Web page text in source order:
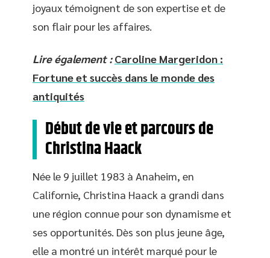
joyaux témoignent de son expertise et de
son flair pour les affaires.
Lire également : Caroline Margeridon :
Fortune et succès dans le monde des
antiquités
Début de vie et parcours de
Christina Haack
Née le 9 juillet 1983 à Anaheim, en
Californie, Christina Haack a grandi dans
une région connue pour son dynamisme et
ses opportunités. Dès son plus jeune âge,
elle a montré un intérêt marqué pour le